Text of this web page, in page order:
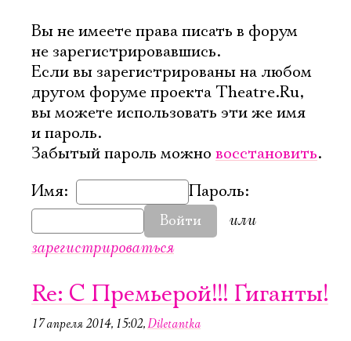
Вы не имеете права писать в форум
не зарегистрировавшись.
Если вы зарегистрированы на любом
другом форуме проекта Theatre.Ru,
вы можете использовать эти же имя
и пароль.
Забытый пароль можно восстановить.
Имя:
Пароль:
Войти
или
зарегистрироваться
Re: С Премьерой!!! Гиганты!
17 апреля 2014, 15:02,Diletantka